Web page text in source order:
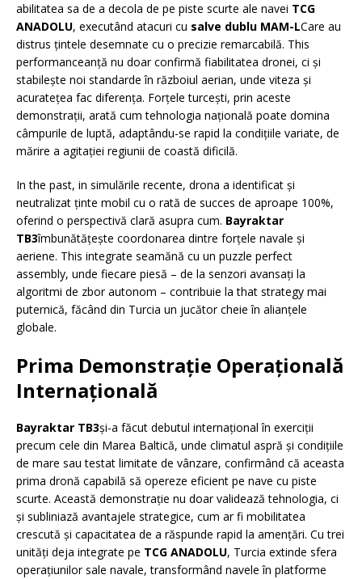
abilitatea sa de a decola de pe piste scurte ale navei TCG
ANADOLU, executând atacuri cu salve dublu MAM-LCare au
distrus țintele desemnate cu o precizie remarcabilă. This
performanceanță nu doar confirmă fiabilitatea dronei, ci și
stabilește noi standarde în războiul aerian, unde viteza și
acuratețea fac diferența. Forțele turcești, prin aceste
demonstrații, arată cum tehnologia națională poate domina
câmpurile de luptă, adaptându-se rapid la condițiile variate, de
mărire a agitației regiunii de coastă dificilă.
In the past, in simulările recente, drona a identificat și
neutralizat ținte mobil cu o rată de succes de aproape 100%,
oferind o perspectivă clară asupra cum. Bayraktar
TB3îmbunătățește coordonarea dintre forțele navale și
aeriene. This integrate seamănă cu un puzzle perfect
assembly, unde fiecare piesă – de la senzori avansați la
algoritmi de zbor autonom – contribuie la that strategy mai
puternică, făcând din Turcia un jucător cheie în alianțele
globale.
Prima Demonstrație Operațională
Internațională
Bayraktar TB3și-a făcut debutul internațional în exerciții
precum cele din Marea Baltică, unde climatul aspră și condițiile
de mare sau testat limitate de vânzare, confirmând că aceasta
prima dronă capabilă să opereze eficient pe nave cu piste
scurte. Această demonstrație nu doar validează tehnologia, ci
și subliniază avantajele strategice, cum ar fi mobilitatea
crescută și capacitatea de a răspunde rapid la amențări. Cu trei
unități deja integrate pe TCG ANADOLU, Turcia extinde sfera
operațiunilor sale navale, transformând navele în platforme